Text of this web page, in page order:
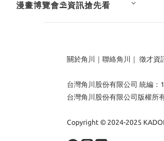
漫畫博覽會⛱️資訊搶先看
關於角川 ｜ 聯絡角川 ｜ 徵才資
台灣角川股份有限公司 統編
台灣角川股份有限公司版權所
Copyright © 2024-2025